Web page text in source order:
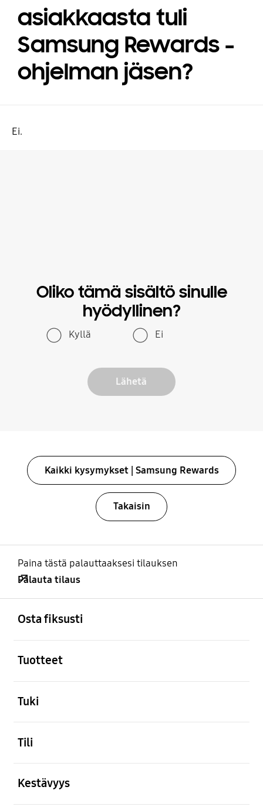
asiakkaasta tuli
Samsung Rewards -
ohjelman jäsen?
Ei.
Oliko tämä sisältö sinulle
hyödyllinen?
Kyllä Ei
Lähetä
Kaikki kysymykset | Samsung Rewards
Takaisin
Paina tästä palauttaaksesi tilauksen
Palauta tilaus
Osta fiksusti
Tuotteet
Tuki
Tili
Kestävyys